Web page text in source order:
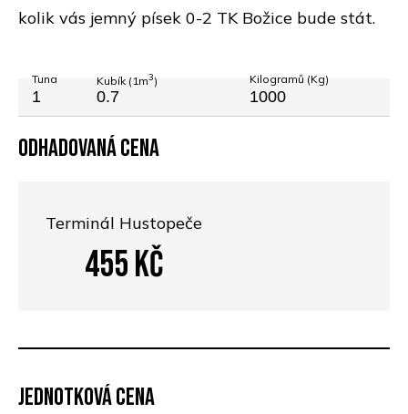
kolik vás jemný písek 0-2 TK Božice bude stát.
Tuna Kubík (1m3) Kilogramů (Kg)
Odhadovaná cena
Terminál Hustopeče
455Kč
Jednotková cena